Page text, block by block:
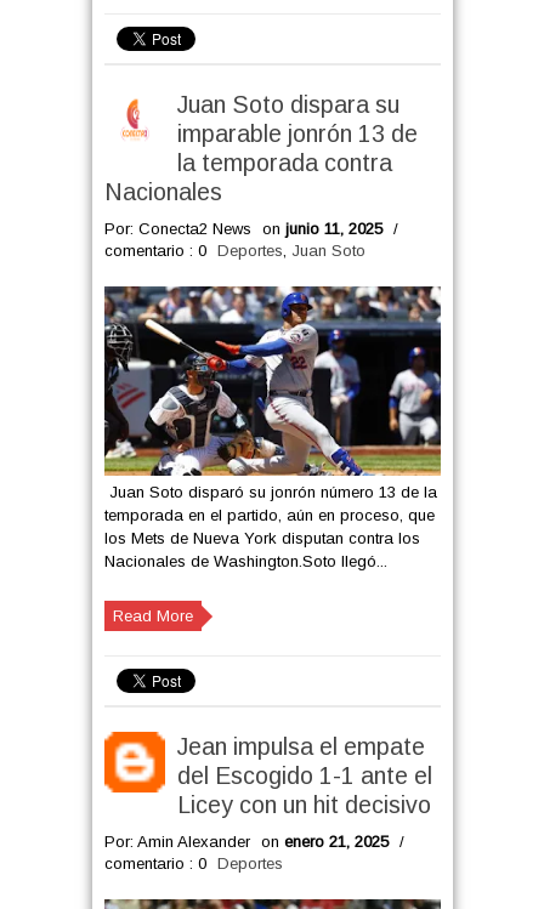
Juan Soto dispara su
imparable jonrón 13 de
la temporada contra
Nacionales
Por: Conecta2 News on junio 11, 2025
/
comentario : 0
Deportes, Juan Soto
Juan Soto disparó su jonrón número 13 de la
temporada en el partido, aún en proceso, que
los Mets de Nueva York disputan contra los
Nacionales de Washington.Soto llegó...
Read More
Jean impulsa el empate
del Escogido 1-1 ante el
Licey con un hit decisivo
Por: Amin Alexander on enero 21, 2025
/
comentario : 0
Deportes